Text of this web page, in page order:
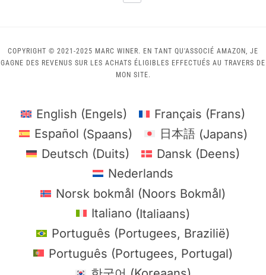
COPYRIGHT © 2021-2025 MARC WINER. EN TANT QU'ASSOCIÉ AMAZON, JE
GAGNE DES REVENUS SUR LES ACHATS ÉLIGIBLES EFFECTUÉS AU TRAVERS DE
MON SITE.
English (Engels) Français (Frans)
Español (Spaans) 日本語(Japans)
Deutsch (Duits) Dansk (Deens)
Nederlands
Norsk bokmål (Noors Bokmål)
Italiano (Italiaans)
Português (Portugees, Brazilië)
Português (Portugees, Portugal)